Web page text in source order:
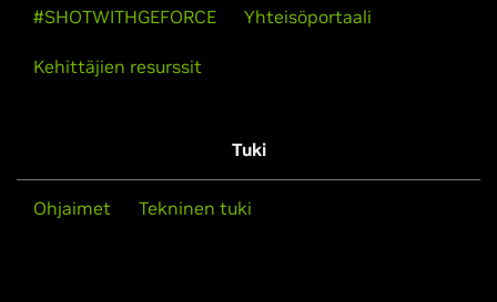
#SHOTWITHGEFORCE Yhteisöportaali
Kehittäjien resurssit
Tuki
Ohjaimet Tekninen tuki